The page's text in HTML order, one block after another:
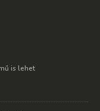
is lehet